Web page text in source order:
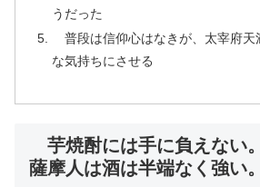
うだった
普段は信仰心はなきが、太宰府天
な気持ちにさせる
芋焼酎には手に負えない
薩摩人は酒は半端なく強い。